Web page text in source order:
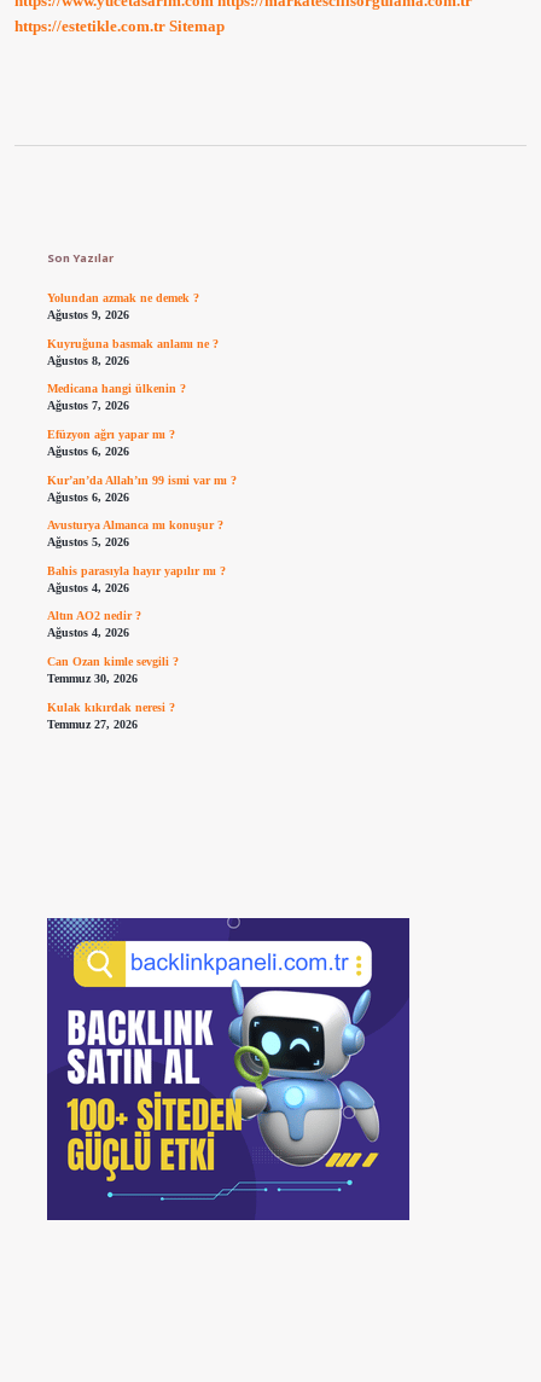
https://estetikle.com.tr Sitemap
Son Yazılar
Yolundan azmak ne demek ?
Ağustos 9, 2026
Kuyruğuna basmak anlamı ne ?
Ağustos 8, 2026
Medicana hangi ülkenin ?
Ağustos 7, 2026
Efüzyon ağrı yapar mı ?
Ağustos 6, 2026
Kur’an’da Allah’ın 99 ismi var mı ?
Ağustos 6, 2026
Avusturya Almanca mı konuşur ?
Ağustos 5, 2026
Bahis parasıyla hayır yapılır mı ?
Ağustos 4, 2026
Altın AO2 nedir ?
Ağustos 4, 2026
Can Ozan kimle sevgili ?
Temmuz 30, 2026
Kulak kıkırdak neresi ?
Temmuz 27, 2026